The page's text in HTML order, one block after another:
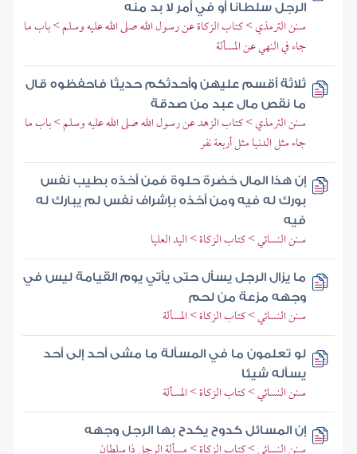
الرجل سلطانا أو في أمر لا بد منه
سنن الترمذي > كتاب الزكاة عن رسول الله صلى الله عليه وسلم > باب ما
جاء في النهي عن المسألة
ثلاثة أقسم عليهن وأحدثكم حديثا فاحفظوه قال
ما نقص مال عبد من صدقة
سنن الترمذي > كتاب الزهد عن رسول الله صلى الله عليه وسلم > باب ما
جاء مثل الدنيا مثل أربعة نفر
إن هذا المال خضرة حلوة فمن أخذه بطيب نفس
بورك له فيه ومن أخذه بإشراف نفس لم يبارك له
فيه
سنن النسائي > كتاب الزكاة > اليد العليا
ما يزال الرجل يسأل حتى يأتي يوم القيامة ليس في
وجهه مزعة من لحم
سنن النسائي > كتاب الزكاة > المسألة
لو تعلمون ما في المسألة ما مشى أحد إلى أحد
يسأله شيئا
سنن النسائي > كتاب الزكاة > المسألة
إن المسائل كدوح يكدح بها الرجل وجهه